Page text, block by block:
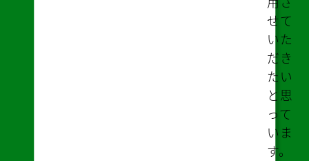
タイ
ムリ
ーな
情報
も教
えて
もら
い、
東京都 株式会社
代表取締